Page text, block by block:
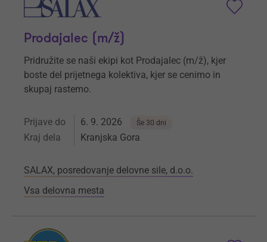
Prodajalec (m/ž)
Pridružite se naši ekipi kot Prodajalec (m/ž), kjer
boste del prijetnega kolektiva, kjer se cenimo in
skupaj rastemo.
Prijave do 6. 9. 2026 Še 30 dni
Kraj dela Kranjska Gora
SALAX, posredovanje delovne sile, d.o.o.
Vsa delovna mesta